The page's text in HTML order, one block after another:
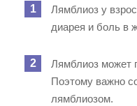
Лямблиоз у
диарея и боль в
Лямблиоз может
Поэтому важно
лямблиозом.